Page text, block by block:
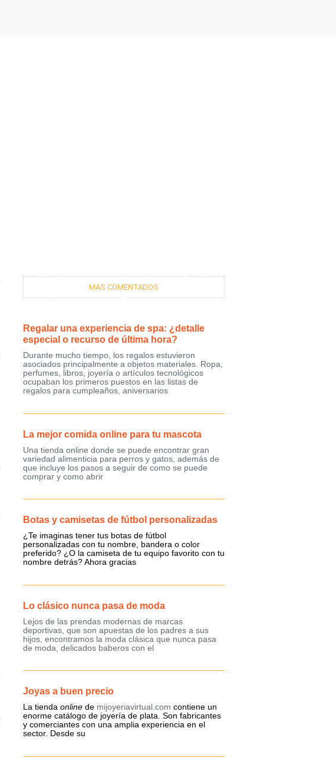
MÁS COMENTADOS
Regalar una experiencia de spa: ¿detalle
especial o recurso de última hora?
Durante mucho tiempo, los regalos estuvieron
asociados principalmente a objetos materiales. Ropa,
perfumes, libros, joyería o artículos tecnológicos
ocupaban los primeros puestos en las listas de
regalos para cumpleaños, aniversarios
La mejor comida online para tu mascota
Una tienda online donde se puede encontrar gran
variedad alimenticia para perros y gatos, además de
que incluye los pasos a seguir de como se puede
comprar y como abrir
Botas y camisetas de fútbol personalizadas
¿Te imaginas tener tus botas de fútbol
personalizadas con tu nombre, bandera o color
preferido? ¿O la camiseta de tu equipo favorito con tu
nombre detrás? Ahora gracias
Lo clásico nunca pasa de moda
Lejos de las prendas modernas de marcas
deportivas, que son apuestas de los padres a sus
hijos, encontramos la moda clásica que nunca pasa
de moda, delicados baberos con el
Joyas a buen precio
La tienda online de mijoyeriavirtual.com contiene un
enorme catálogo de joyería de plata. Son fabricantes
y comerciantes con una amplia experiencia en el
sector. Desde su